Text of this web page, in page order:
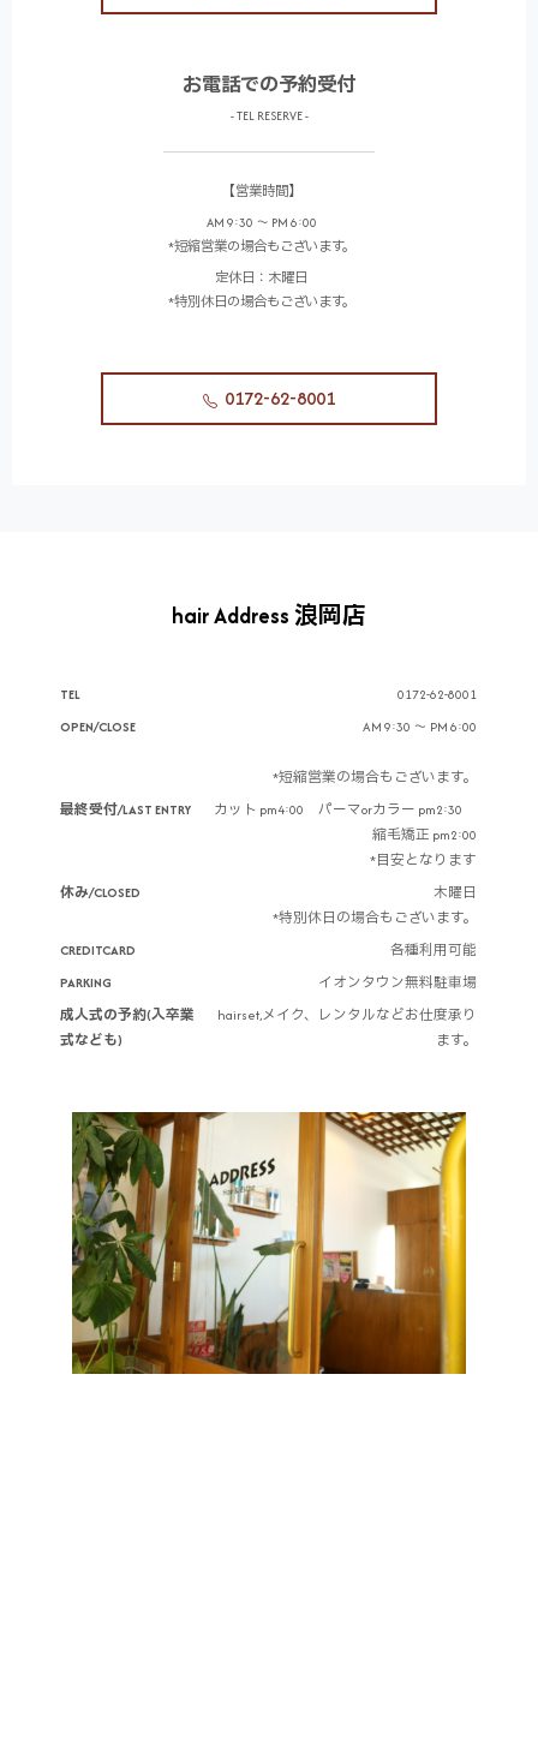
お電話での予約受付
- TEL RESERVE -
【営業時間】
AM 9:30 ～ PM 6:00
*短縮営業の場合もございます。
定休日：木曜日
*特別休日の場合もございます。
0172-62-8001
hair Address 浪岡店
TEL
0172-62-8001
OPEN/CLOSE
AM 9:30 ～ PM 6:00
*短縮営業の場合もございます。
最終受付/LAST ENTRY
カット pm4:00 パーマorカラー pm2:30
縮毛矯正 pm2:00
*目安となります
休み/CLOSED
木曜日
*特別休日の場合もございます。
CREDITCARD
各種利用可能
PARKING
イオンタウン無料駐車場
成人式の予約(入卒業
式なども)
hairset,メイク、レンタルなどお仕度承り
ます。